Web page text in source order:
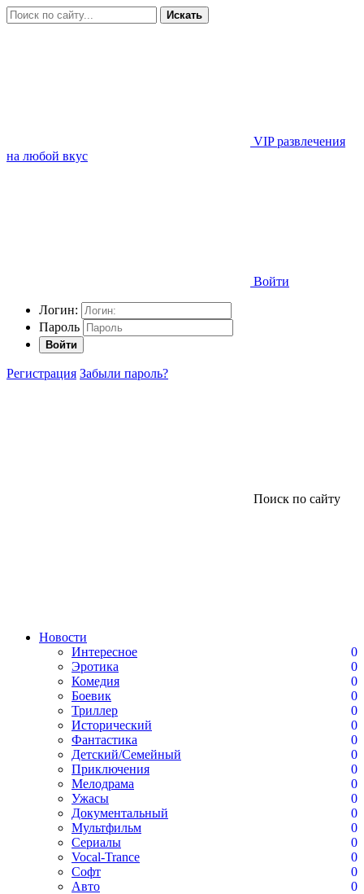
Искать
VIP развлечения
на любой вкус
Войти
Логин:
Пароль
Войти
Регистрация Забыли пароль?
Поиск по сайту
Новости
Интересное
0
Эротика
0
Комедия
0
Боевик
0
Триллер
0
Исторический
0
Фантастика
0
Детский/Семейный
0
Приключения
0
Мелодрама
0
Ужасы
0
Документальный
0
Мультфильм
0
Сериалы
0
Vocal-Trance
0
Софт
0
Авто
0